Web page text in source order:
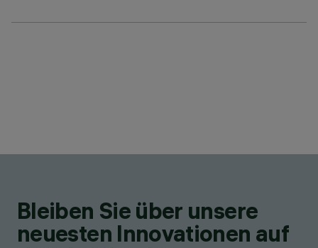
Bleiben Sie über unsere
neuesten Innovationen auf